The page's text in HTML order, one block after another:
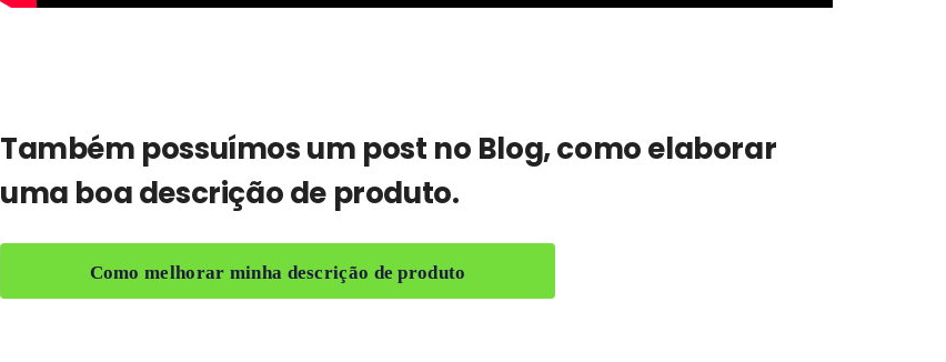
Também possuímos um post no Blog, como elaborar
uma boa descrição de produto.
Como melhorar minha descrição de produto